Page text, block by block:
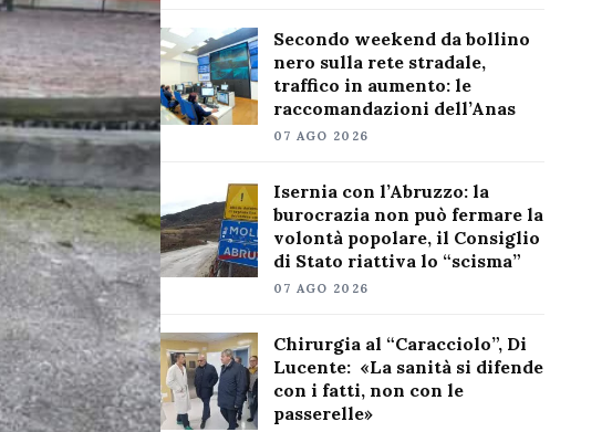
Secondo weekend da bollino
nero sulla rete stradale,
traffico in aumento: le
raccomandazioni dell’Anas
07 AGO 2026
Isernia con l’Abruzzo: la
burocrazia non può fermare la
volontà popolare, il Consiglio
di Stato riattiva lo “scisma”
07 AGO 2026
Chirurgia al “Caracciolo”, Di
Lucente: «La sanità si difende
con i fatti, non con le
passerelle»